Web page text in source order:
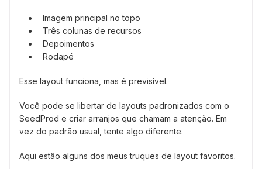
Imagem principal no topo
Três colunas de recursos
Depoimentos
Rodapé
Esse layout funciona, mas é previsível.
Você pode se libertar de layouts padronizados com o
SeedProd e criar arranjos que chamam a atenção. Em
vez do padrão usual, tente algo diferente.
Aqui estão alguns dos meus truques de layout favoritos.